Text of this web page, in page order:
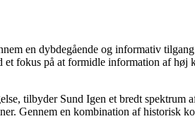
en dybdegående og informativ
fokus på at formidle information af høj
tilbyder Sund Igen et bredt spektrum
Gennem en kombination af historisk